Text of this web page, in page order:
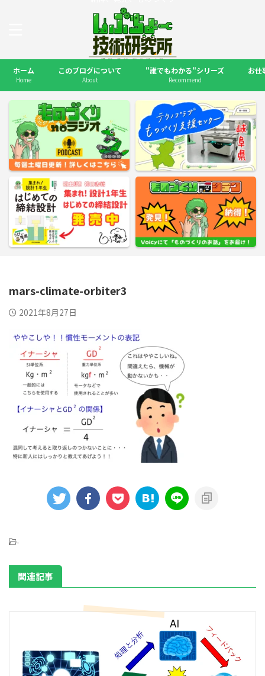
ホーム
Home
このブログについて
About
"誰でもわかる"シリーズ
Recommend
お仕
mars-climate-orbiter3
2021年8月27日
-
関連記事